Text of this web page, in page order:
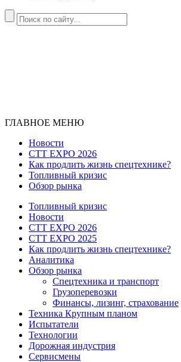
ГЛАВНОЕ МЕНЮ
Новости
CTT EXPO 2026
Как продлить жизнь спецтехнике?
Топливный кризис
Обзор рынка
Топливный кризис
Новости
CTT EXPO 2026
CTT EXPO 2025
Как продлить жизнь спецтехнике?
Аналитика
Обзор рынка
Спецтехника и транспорт
Грузоперевозки
Финансы, лизинг, страхование
Техника Крупным планом
Испытатели
Технологии
Дорожная индустрия
Сервисмены